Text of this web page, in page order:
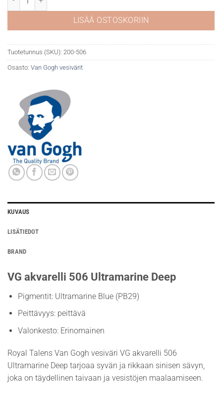
LISÄÄ OSTOSKORIIN
Tuotetunnus (SKU): 200-506
Osasto: Van Gogh vesivärit
KUVAUS
LISÄTIEDOT
BRAND
VG akvarelli 506 Ultramarine Deep
Pigmentit: Ultramarine Blue (PB29)
Peittävyys: peittävä
Valonkesto: Erinomainen
Royal Talens Van Gogh vesiväri VG akvarelli 506
Ultramarine Deep tarjoaa syvän ja rikkaan sinisen sävyn,
joka on täydellinen taivaan ja vesistöjen maalaamiseen.